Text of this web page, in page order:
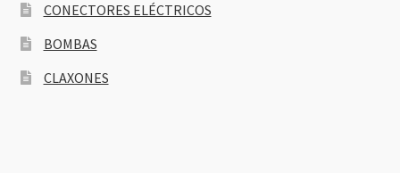
CONECTORES ELÉCTRICOS
BOMBAS
CLAXONES